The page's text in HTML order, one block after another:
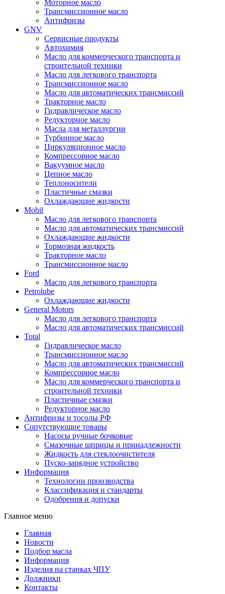
Моторное масло
Трансмиссионное масло
Антифризы
GNV
Сервисные продукты
Автохимия
Масло для коммерческого транспорта и
строительной техники
Масло для легкового транспорта
Трансмиссионное масло
Масло для автоматических трансмиссий
Тракторное масло
Гидравлическое масло
Редукторное масло
Масла для металлургии
Турбинное масло
Циркуляционное масло
Компрессорное масло
Вакуумное масло
Цепное масло
Теплоносители
Пластичные смазки
Охлаждающие жидкости
Mobil
Масло для легкового транспорта
Масло для автоматических трансмиссий
Охлаждающие жидкости
Тормозная жидкость
Тракторное масло
Трансмиссионное масло
Ford
Масло для легкового транспорта
Petrolube
Охлаждающие жидкости
General Motors
Масло для легкового транспорта
Масло для автоматических трансмиссий
Total
Гидравлическое масло
Трансмиссионное масло
Масло для автоматических трансмиссий
Компрессорное масло
Масло для коммерческого транспорта и
строительной техники
Пластичные смазки
Редукторное масло
Антифризы и тосолы РФ
Сопутствующие товары
Насосы ручные бочковые
Смазочные шприцы и принадлежности
Жидкость для стеклоочистителя
Пуско-зарядное устройство
Информация
Технологии производства
Классификация и стандарты
Одобрения и допуски
Главное меню
Главная
Новости
Подбор масла
Информация
Изделия на станках ЧПУ
Должники
Контакты